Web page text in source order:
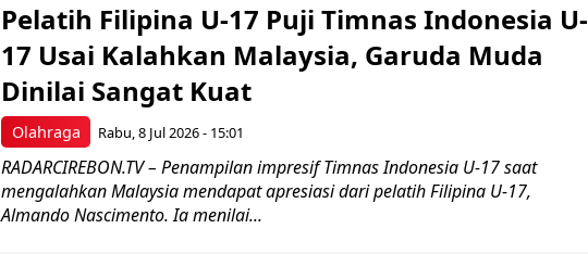
Olahraga
Pelatih Filipina U-17 Puji Timnas Indonesia U-
17 Usai Kalahkan Malaysia, Garuda Muda
Dinilai Sangat Kuat
Rabu, 8 Jul 2026 - 15:01
RADARCIREBON.TV – Penampilan impresif Timnas Indonesia U-17 saat
mengalahkan Malaysia mendapat apresiasi dari pelatih Filipina U-17,
Almando Nascimento. Ia menilai...